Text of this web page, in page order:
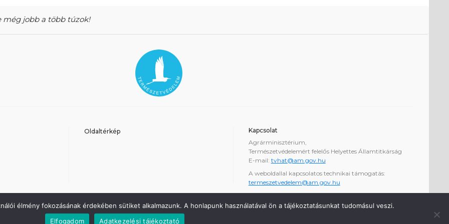
még jobb a több túzok!
Oldaltérkép
Kapcsolat
Agrárminisztérium,
Természetvédelemért felelős Helyettes Államtitkárság
E-mail: tvhat@am.gov.hu
A weboldallal kapcsolatos technikai támogatás:
termeszetvedelem@am.gov.hu
élmény fokozásának érdekében sütiket alkalmazunk. A honlapunk használatával ön a tájékoztatásunkat tudomásul veszi.
Elfogadom
Adatkezelési tájékoztató